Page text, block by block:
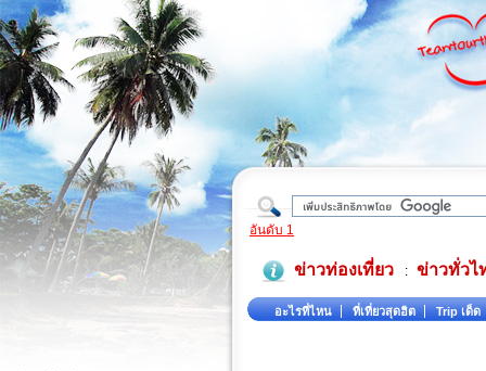
ต้
อันดับ 1
ข่าวท่องเที่ยว : ข่าวทั่วไ
อะไรที่ไหน ที่เที่ยวสุดฮิต Trip เด็ด